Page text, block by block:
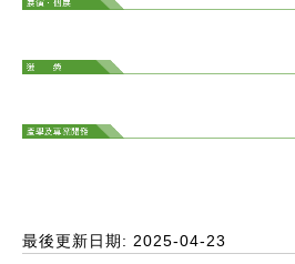
最後更新日期: 2025-04-23